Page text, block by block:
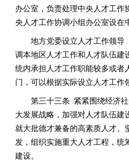
办公室，负责处理中央人才工作
央人才工作协调小组办公室设在
地方党委设立人才工作领导
调本地区人才工作和人才队伍建
统内承担人才工作职能较多或者
门，可以根据实际设立人才工作
第三十三条 紧紧围绕经济社
大发展战略，加强对人才队伍建
就大批德才兼备的高素质人才。
发，组织实施重大人才工程，统
建设。